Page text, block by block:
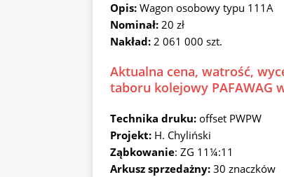
Opis: Wagon osobowy typu 111A
Nominał: 20 zł
Nakład: 2 061 000 szt.
Aktualna cena, watrość,
taboru kolejowy PAFAWAG
Technika druku: offset PWPW
Projekt: H. Chyliński
Ząbkowanie: ZG 11¼:11
Arkusz sprzedażny: 30 znaczków